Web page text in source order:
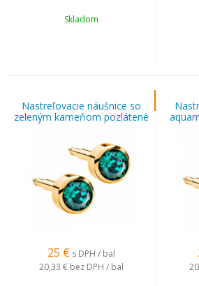
Skladom
Nastreľovacie náušnice so
zeleným kameňom pozlátené
25 € s DPH / bal
20,33 € bez DPH / bal